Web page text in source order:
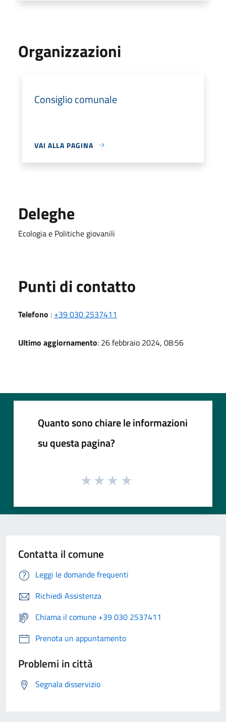
Organizzazioni
Consiglio comunale
VAI ALLA PAGINA
Deleghe
Ecologia e Politiche giovanili
Punti di contatto
Telefono : +39 030 2537411
Ultimo aggiornamento: 26 febbraio 2024, 08:56
Quanto sono chiare le informazioni
su questa pagina?
Contatta il comune
Leggi le domande frequenti
Richiedi Assistenza
Chiama il comune +39 030 2537411
Prenota un appuntamento
Problemi in città
Segnala disservizio